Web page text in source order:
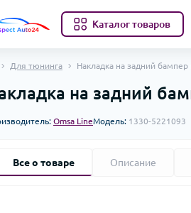
Каталог товаров
Для тюнинга Накладка на задний
на задний
Omsa LineМодель: 1330-5221093
Все о товаре Описание